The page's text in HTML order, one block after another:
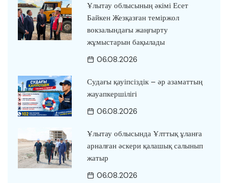
Ұлытау облысының әкімі Есет
Байкен Жезқазған теміржол
вокзалындағы жаңғырту
жұмыстарын бақылады
06.08.2026
Судағы қауіпсіздік – әр азаматтың
жауапкершілігі
06.08.2026
Ұлытау облысында Ұлттық ұланға
арналған әскери қалашық салынып
жатыр
06.08.2026